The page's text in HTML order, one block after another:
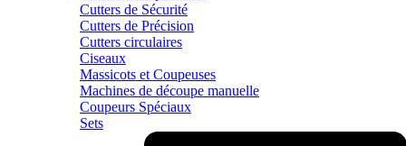
Cutters de Sécurité
Cutters de Précision
Cutters circulaires
Ciseaux
Massicots et Coupeuses
Machines de découpe manuelle
Coupeurs Spéciaux
Sets